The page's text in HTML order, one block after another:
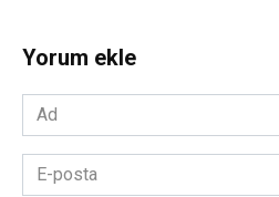
Yorum ekle
Ad
*
posta